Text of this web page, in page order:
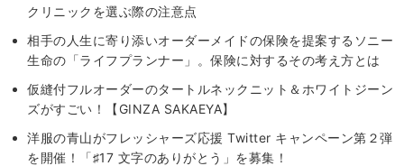
クリニックを選ぶ際の注意点
相手の人生に寄り添いオーダーメイドの保険を提案するソニー
生命の「ライフプランナー」。保険に対するその考え方とは
仮縫付フルオーダーのタートルネックニット＆ホワイトジーン
ズがすごい！【GINZA SAKAEYA】
洋服の青山がフレッシャーズ応援 Twitter キャンペーン第２弾
を開催！「♯17 文字のありがとう」を募集！